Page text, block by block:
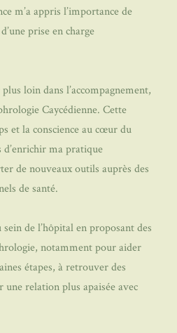
m’a appris l’importance de
prise en charge
loin dans l’accompagnement,
Caycédienne. Cette
et la conscience au cœur du
d’enrichir ma pratique
de nouveaux outils auprès des
de santé.
sein de l’hôpital en proposant des
notamment pour aider
étapes, à retrouver des
une relation plus apaisée avec